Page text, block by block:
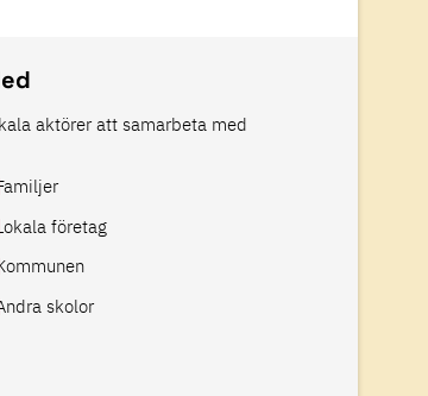
aktörer att samarbeta med
företag
skolor